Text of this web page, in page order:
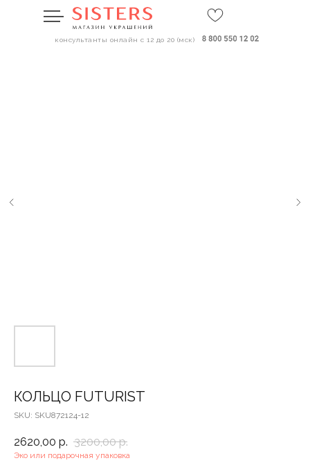
консультанты онлайн с 12 до 20 (мск)
КОЛЬЦО FUTURIST
SKU: SKU872124-12
2620,00 р. 3200,00 р.
Эко или подарочная упаковка